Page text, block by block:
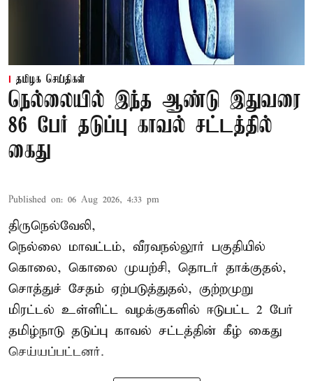
தமிழக செய்திகள்
நெல்லையில் இந்த ஆண்டு இதுவரை
86 பேர் தடுப்பு காவல் சட்டத்தில்
கைது
Published on: 06 Aug 2026, 4:33 pm
திருநெல்வேலி,
நெல்லை மாவட்டம், வீரவநல்லூர் பகுதியில்
கொலை, கொலை முயற்சி, தொடர் தாக்குதல்,
சொத்துச் சேதம் ஏற்படுத்துதல், குற்றமுறு
மிரட்டல் உள்ளிட்ட வழக்குகளில் ஈடுபட்ட 2 பேர்
தமிழ்நாடு தடுப்பு காவல் சட்டத்தின் கீழ் கைது
செய்யப்பட்டனர்.